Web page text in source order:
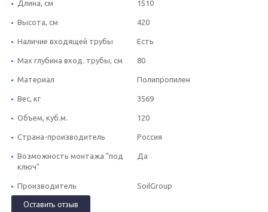
Длина, см 1510
Высота, см 420
Наличие входящей трубы Есть
Max глубина вход. трубы, см 80
Материал Полипропилен
Вес, кг 3569
Объем, куб.м. 120
Страна-производитель Россия
Возможность монтажа "под
ключ"
Да
Производитель SoilGroup
Оставить отзыв